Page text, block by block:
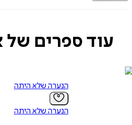
עוד ספרים של
הנערה שלא היתה
הנערה שלא היתה